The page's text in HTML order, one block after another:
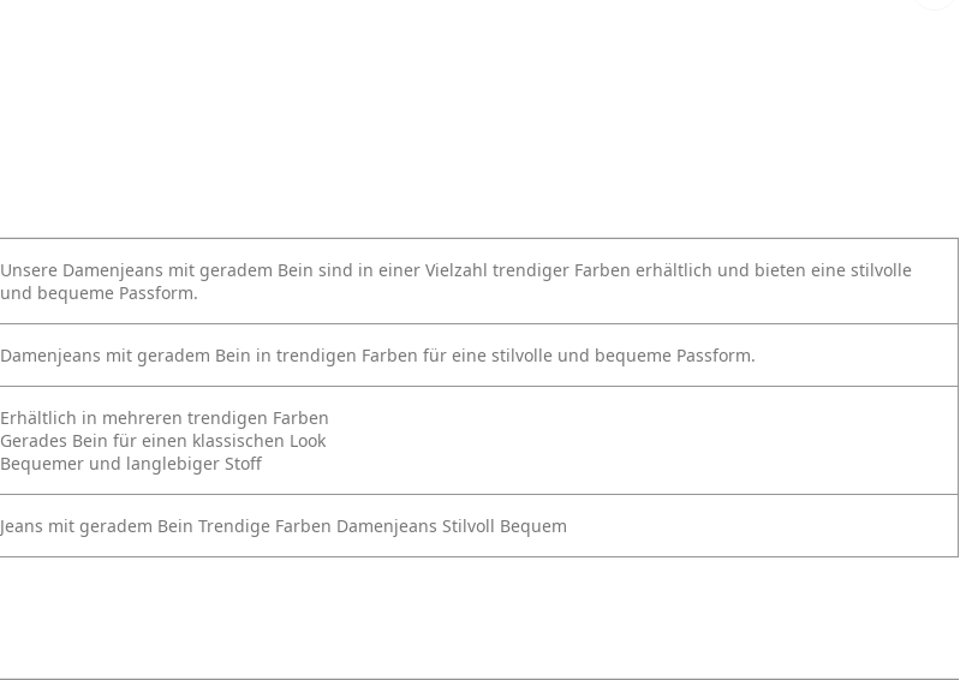
Unsere Damenjeans mit geradem Bein sind in einer Vielzahl trendiger Farben erhältlich und bieten eine stilvolle
und bequeme Passform.
Damenjeans mit geradem Bein in trendigen Farben für eine stilvolle und bequeme Passform.
Erhältlich in mehreren trendigen Farben
Gerades Bein für einen klassischen Look
Bequemer und langlebiger Stoff
Jeans mit geradem Bein Trendige Farben Damenjeans Stilvoll Bequem